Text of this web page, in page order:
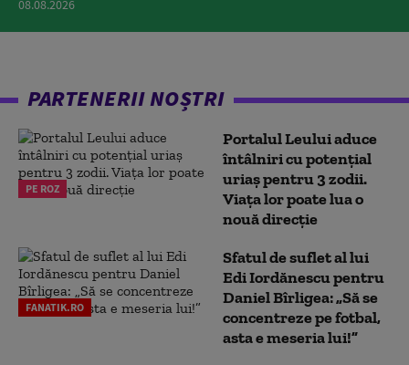
08.08.2026
PARTENERII NOȘTRI
PE ROZ
Portalul Leului aduce
întâlniri cu potențial
uriaș pentru 3 zodii.
Viața lor poate lua o
nouă direcție
FANATIK.RO
Sfatul de suflet al lui
Edi Iordănescu pentru
Daniel Bîrligea: „Să se
concentreze pe fotbal,
asta e meseria lui!”